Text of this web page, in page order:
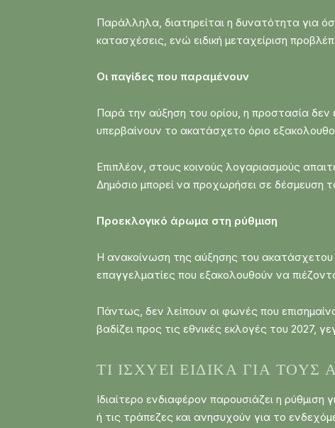
Παράλληλα, διατηρείται η δυνατότητα για
κατασχέσεις, ενώ ειδική μεταχείριση
Οι παγίδες που παραμένουν
Παρά την αύξηση του ορίου, η προστασία δεν
υπερβαίνουν το ακατάσχετο όριο
Επιπλέον, στους κοινούς λογαριασμούς
Δημόσιο μπορεί να προχωρήσει σε δέσμευση
Προεκλογικό άρωμα στη ρύθμιση
Η ανακοίνωση της αύξησης του ακατάσχετου
επαγγελματίες που εξακολουθούν να
Πάντως, δεν λείπουν οι φωνές που
βαδίζει προς τις εθνικές εκλογές του 2027,
ΤΙ ΙΣΧΎΕΙ ΕΙΔΙΚΆ ΓΙΑ ΤΟΥΣ
Ιδιαίτερο ενδιαφέρον παρουσιάζει η
ή τις τράπεζες και ανησυχούν για το